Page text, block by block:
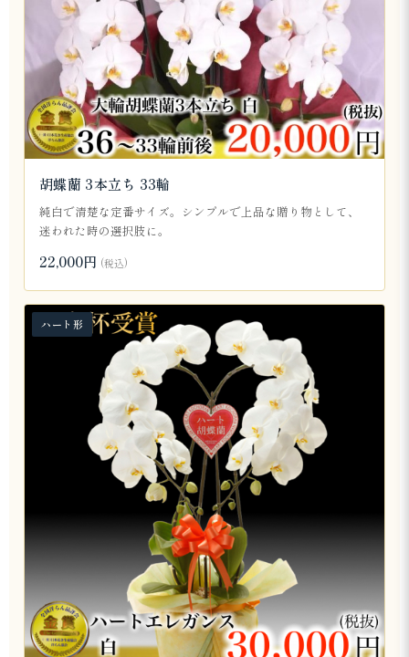
胡蝶蘭 3本立ち 33輪
純白で清楚な定番サイズ。シンプルで上品な贈り物として、
迷われた時の選択肢に。
22,000円 (税込)
ハート形